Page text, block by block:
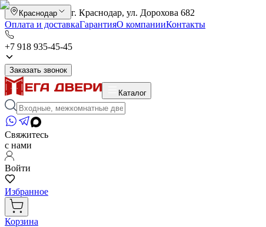
Краснодар
г. Краснодар, ул. Дорохова 682
Оплата и доставкаГарантияО компанииКонтакты
+7 918 935-45-45
Заказать звонок
Каталог
Свяжитесь
с нами
Войти
Избранное
Корзина